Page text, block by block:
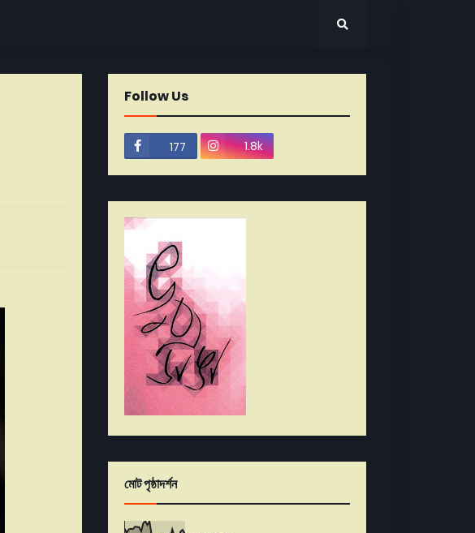
Follow Us
177 1.8k
মোট পৃষ্ঠাদর্শন